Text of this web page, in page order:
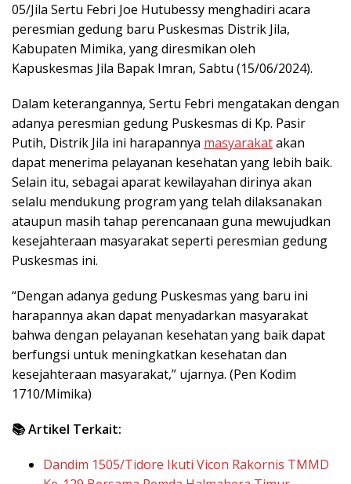
05/Jila Sertu Febri Joe Hutubessy menghadiri acara
peresmian gedung baru Puskesmas Distrik Jila,
Kabupaten Mimika, yang diresmikan oleh
Kapuskesmas Jila Bapak Imran, Sabtu (15/06/2024).
Dalam keterangannya, Sertu Febri mengatakan dengan
adanya peresmian gedung Puskesmas di Kp. Pasir
Putih, Distrik Jila ini harapannya masyarakatakan
dapat menerima pelayanan kesehatan yang lebih baik.
Selain itu, sebagai aparat kewilayahan dirinya akan
selalu mendukung program yang telah dilaksanakan
ataupun masih tahap perencanaan guna mewujudkan
kesejahteraan masyarakat seperti peresmian gedung
Puskesmas ini.
“Dengan adanya gedung Puskesmas yang baru ini
harapannya akan dapat menyadarkan masyarakat
bahwa dengan pelayanan kesehatan yang baik dapat
berfungsi untuk meningkatkan kesehatan dan
kesejahteraan masyarakat,” ujarnya. (Pen Kodim
1710/Mimika)
📚 Artikel Terkait:
Dandim 1505/Tidore Ikuti Vicon Rakornis TMMD